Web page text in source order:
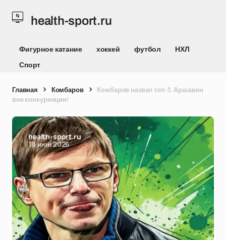
health-sport.ru
Фигурное катание хоккей футбол
НХЛ
Спорт
Главная Комбаров
Комбаров назвал топ-3. Аршавин
вне конкуренции!
health-sport.ru
18 июн 2026